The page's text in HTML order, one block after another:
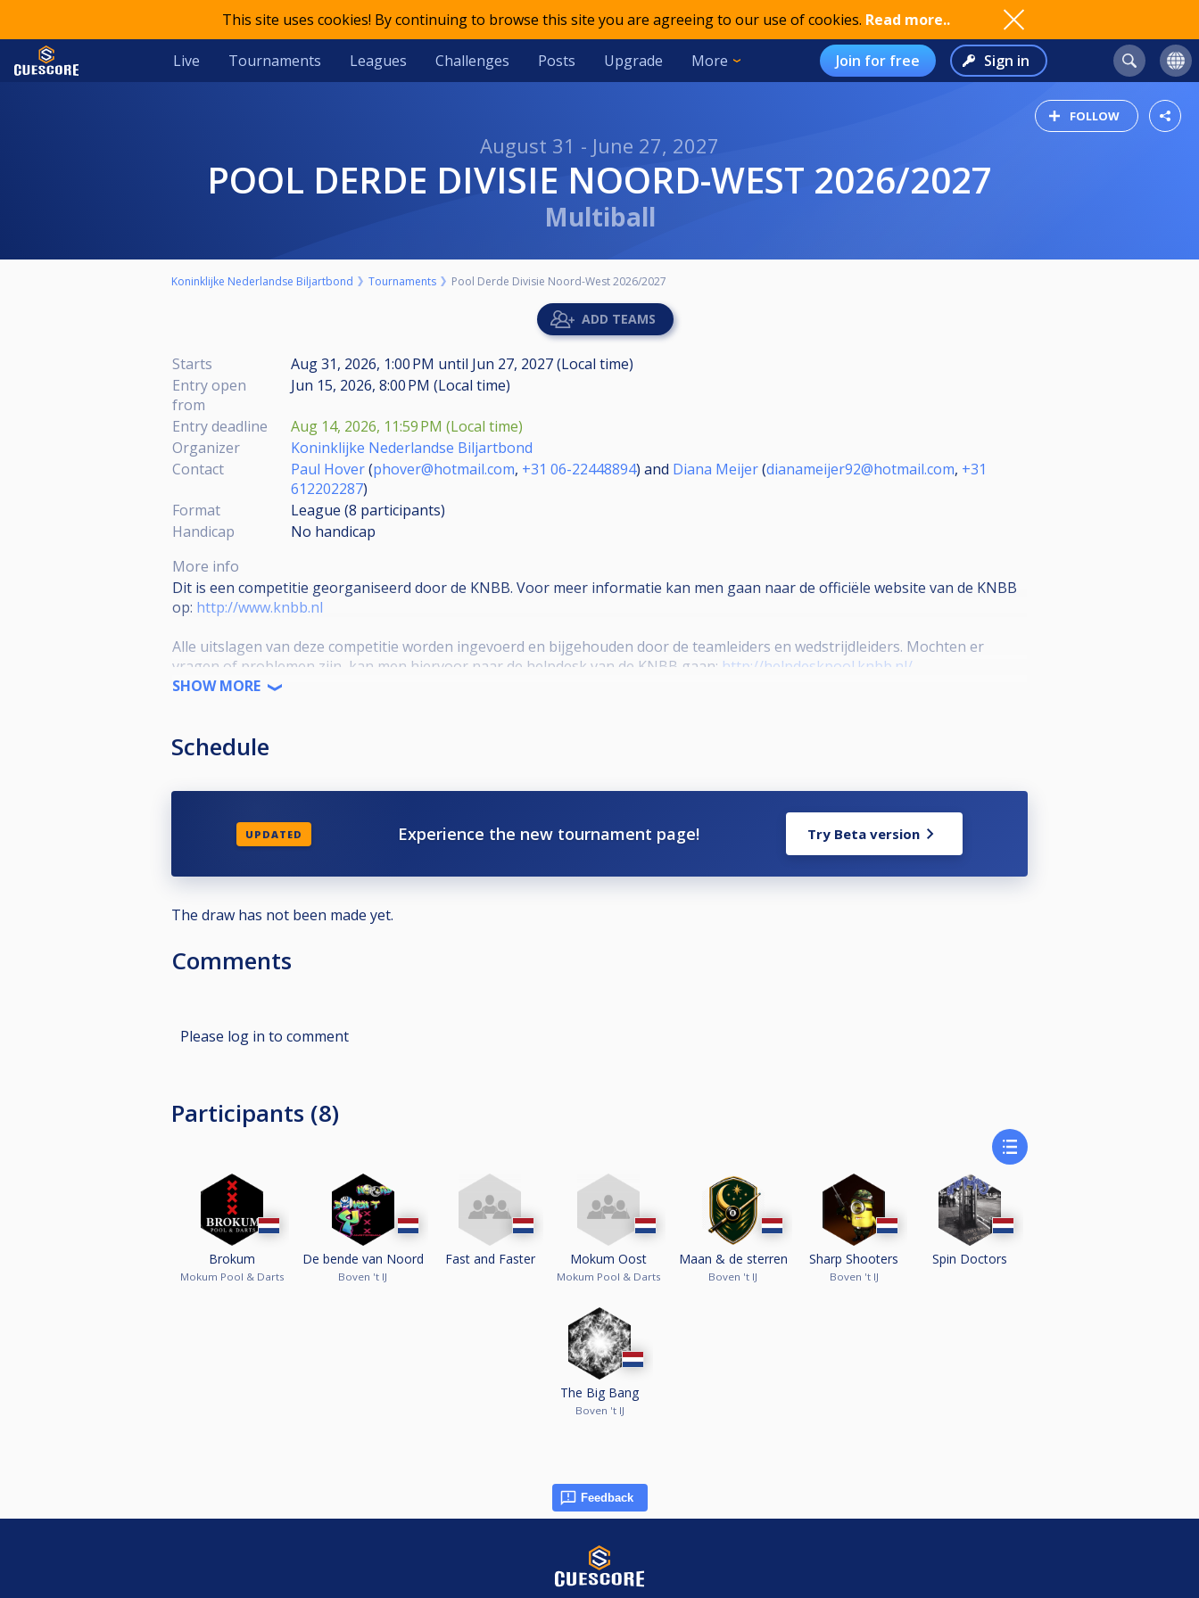
This site uses cookies! By continuing to browse this site you are agreeing to our use of cookies. Read more..
Live Tournaments Leagues Challenges Posts Upgrade More Join for free Sign in
FOLLOW
August 31 - June 27, 2027
POOL DERDE DIVISIE NOORD-WEST 2026/2027
Multiball
Koninklijke Nederlandse Biljartbond Tournaments Pool Derde Divisie Noord-West 2026/2027
ADD TEAMS
Starts Aug 31, 2026, 1:00 PM until Jun 27, 2027 (Local time)
Entry open
from
Jun 15, 2026, 8:00 PM (Local time)
Entry deadline
Aug 14, 2026, 11:59 PM (Local time)
Organizer
Koninklijke Nederlandse Biljartbond
Contact
Paul Hover(phover@hotmail.com, +31 06-22448894) and Diana Meijer(dianameijer92@hotmail.com, +31
612202287)
Format
League (8 participants)
Handicap
No handicap
More info
Dit is een competitie georganiseerd door de KNBB. Voor meer informatie kan men gaan naar de officiële website van de KNBB
op: http://www.knbb.nl
Alle uitslagen van deze competitie worden ingevoerd en bijgehouden door de teamleiders en wedstrijdleiders. Mochten er
vragen of problemen zijn, kan men hiervoor naar de helpdesk van de KNBB gaan: http://helpdeskpool.knbb.nl/
SHOW MORE
Schedule
UPDATED Experience the new tournament page! Try Beta version
The draw has not been made yet.
Comments
Please log in to comment
Participants (8)
Brokum
Mokum Pool & Darts
De bende van Noord
Boven 't IJ
Fast and Faster Mokum Oost
Mokum Pool & Darts
Maan & de sterren
Boven 't IJ
Sharp Shooters
Boven 't IJ
Spin Doctors
The Big Bang
Boven 't IJ
Feedback